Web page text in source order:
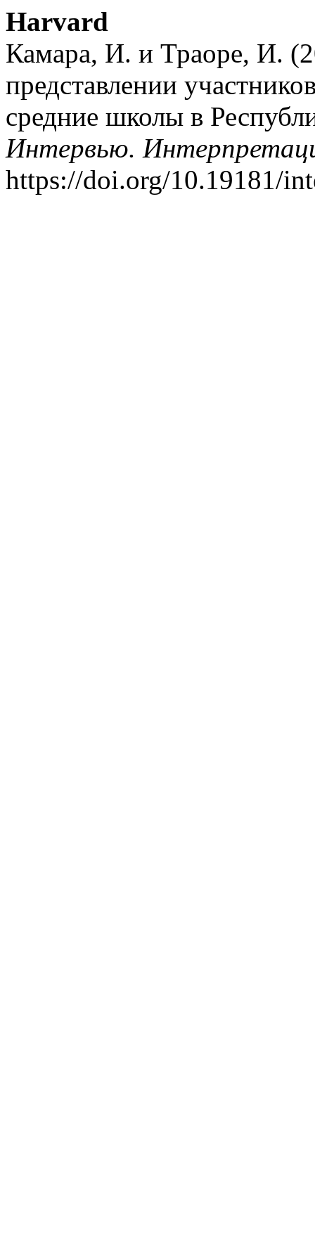
Harvard
Камара, И. и Траоре, И.
представлении
средние школы в
Интервью.
https://doi.org/10.19181/